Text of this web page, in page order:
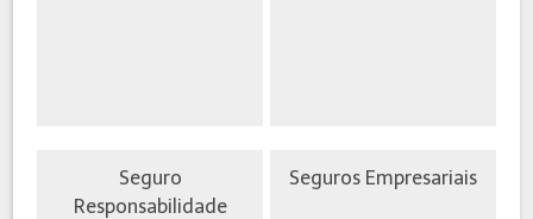
Seguro
Responsabilidade
Seguros Empresariais